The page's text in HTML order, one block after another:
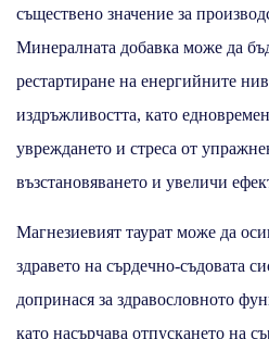
съществено значение за
Минералната добавка може да
рестартиране на енергийните
издръжливостта, като
увреждането и стреса от
възстановяването и увеличи
Магнезиевият таурат може да
здравето на сърдечно-съдовата
допринася за здравословното
като насърчава отпускането на